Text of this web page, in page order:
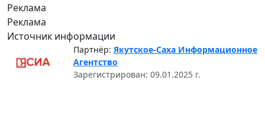
Реклама
Реклама
Источник информации
Партнёр: Якутское-Саха Информационное
Агентство
Зарегистрирован: 09.01.2025 г.